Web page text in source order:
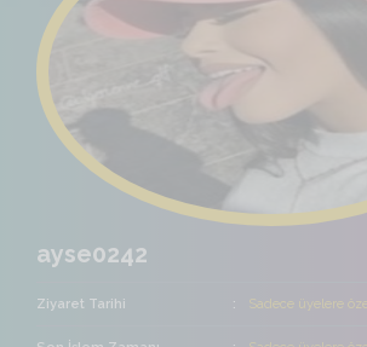
ayse0242
Ziyaret Tarihi Sadece üyelere özel